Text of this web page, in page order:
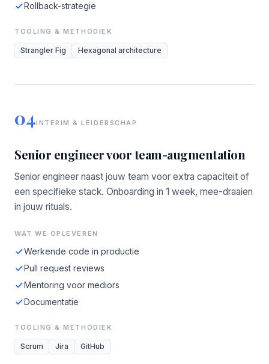
Rollback-strategie
TOOLING & METHODIEK
Strangler Fig Hexagonal architecture
04INTERIM & LEIDERSCHAP
Senior engineer voor team-augmentation
Senior engineer naast jouw team voor extra capaciteit of
een specifieke stack. Onboarding in 1 week, mee-draaien
in jouw rituals.
WAT WE OPLEVEREN
Werkende code in productie
Pull request reviews
Mentoring voor mediors
Documentatie
TOOLING & METHODIEK
Scrum Jira GitHub